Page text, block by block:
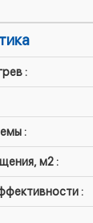
:
:
м2 :
: